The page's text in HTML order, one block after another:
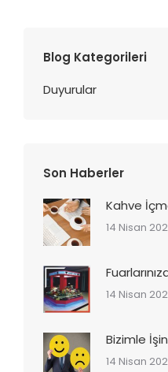
Blog Kategorileri
Duyurular
Son Haberler
Kahve
14 Nisan
14 Nisan
Bizimle
14 Nisan